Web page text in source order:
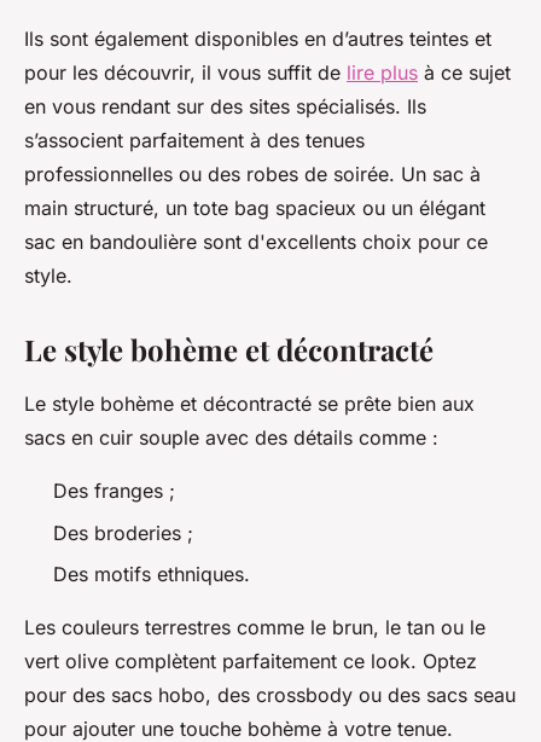
Ils sont également disponibles en d’autres teintes et
pour les découvrir, il vous suffit de lire plus à ce sujet
en vous rendant sur des sites spécialisés. Ils
s’associent parfaitement à des tenues
professionnelles ou des robes de soirée. Un sac à
main structuré, un tote bag spacieux ou un élégant
sac en bandoulière sont d'excellents choix pour ce
style.
Le style bohème et décontracté
Le style bohème et décontracté se prête bien aux
sacs en cuir souple avec des détails comme :
Des franges ;
Des broderies ;
Des motifs ethniques.
Les couleurs terrestres comme le brun, le tan ou le
vert olive complètent parfaitement ce look. Optez
pour des sacs hobo, des crossbody ou des sacs seau
pour ajouter une touche bohème à votre tenue.